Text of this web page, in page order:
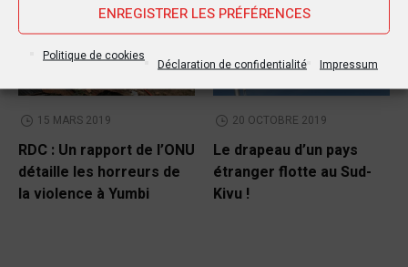
ENREGISTRER LES PRÉFÉRENCES
Politique de cookies
Déclaration de confidentialité Impressum
15 MARS 2019
RDC : Un rapport de l’ONU
détaille les horreurs de
la violence à Yumbi
20 OCTOBRE 2019
Le drapeau d’un pays
étranger flotte au Sud-
Kivu !